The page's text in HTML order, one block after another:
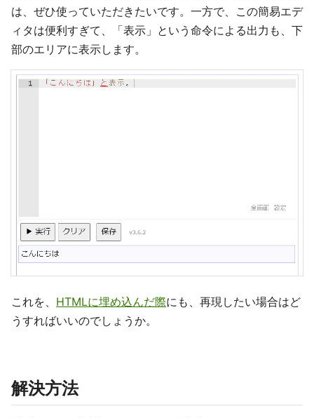
は、ぜひ使っていただきたいです。一方で、この簡易エデ
ィタは便利すぎて、「表示」という命令による出力も、下
部のエリアに表示します。
これを、 HTMLに埋め込んだ際にも、再現したい場合はど
うすればいいのでしょうか。
解決方法